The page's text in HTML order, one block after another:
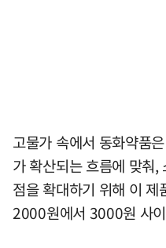
고물가 속에서 동화약품
가 확산되는 흐름에 맞춰,
점을 확대하기 위해 이
2000원에서 3000원 사